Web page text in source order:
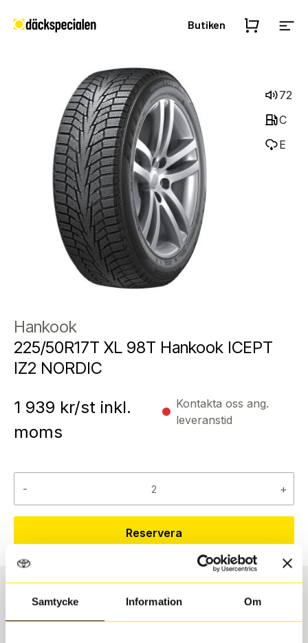
Samtycke Information Om
Butiken
72
C
E
Hankook
225/50R17T XL 98T Hankook ICEPT
IZ2 NORDIC
1 939 kr/st inkl.
moms
Kontakta oss ang.
leveranstid
- +
Reservera
Däcktyp
Vinter
Däckstorlek
225/50 R 17 98T